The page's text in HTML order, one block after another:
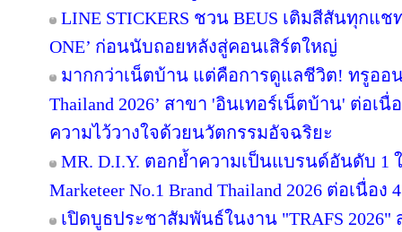
LINE STICKERS ชวน BEUS เติมสีสันทุกแช
ONE’ ก่อนนับถอยหลังสู่คอนเสิร์ตใหญ่
มากกว่าเน็ตบ้าน แต่คือการดูแลชีวิต! ทรูออน
Thailand 2026’ สาขา 'อินเทอร์เน็ตบ้าน' ต่อเ
ความไว้วางใจด้วยนวัตกรรมอัจฉริยะ
MR. D.I.Y. ตอกย้ำความเป็นแบรนด์อันดับ 1
Marketeer No.1 Brand Thailand 2026 ต่อเนื่อง
เปิดบูธประชาสัมพันธ์ในงาน "TRAFS